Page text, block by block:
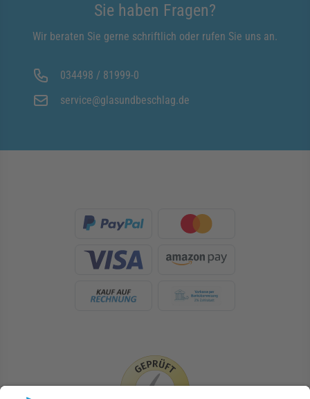
Sie haben Fragen?
Wir beraten Sie gerne schriftlich oder rufen Sie uns an.
034498 / 81999-0
service@glasundbeschlag.de